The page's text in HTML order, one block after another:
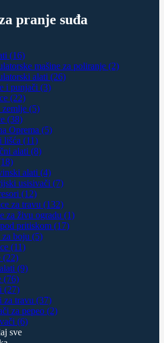
pranje suđa
(16)
mašine za poliranje (2)
alati (26)
i punjači (3)
(22)
zemlje (5)
(38)
Oprema (5)
lišća (11)
alati (8)
alati (4)
usisivači (7)
(12)
za travu (132)
za živu ogradu (1)
pritiskom (17)
boju (5)
(11)
(22)
(9)
(76)
(27)
za travu (37)
za pepeo (2)
(6)
sve